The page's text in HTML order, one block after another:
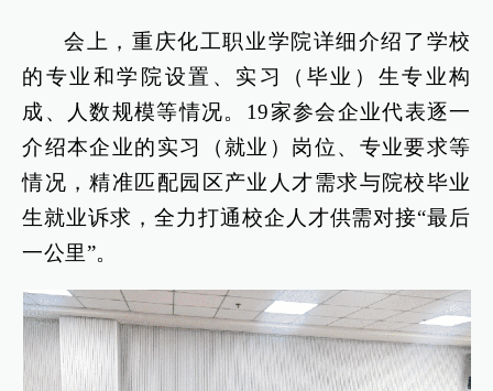
会上，重庆化工职业学院详细介绍了学校
的专业和学院设置、实习（毕业）生专业构
成、人数规模等情况。19家参会企业代表逐一
介绍本企业的实习（就业）岗位、专业要求等
情况，精准匹配园区产业人才需求与院校毕业
生就业诉求，全力打通校企人才供需对接“最后
一公里”。